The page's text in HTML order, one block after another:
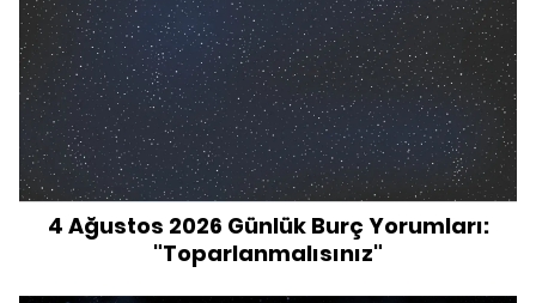
4 Ağustos 2026 Günlük Burç Yorumları:
"Toparlanmalısınız"